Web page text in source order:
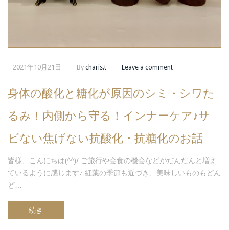
2021年10月21日 By charis.t Leave a comment
身体の酸化と糖化が原因のシミ・シワた
るみ！内側から守る！インナーケア♪サ
ビない焦げない抗酸化・抗糖化のお話
皆様、こんにちは(^^)/ ご旅行や会食の機会などがだんだんと増え
ているように感じます♪ 紅葉の季節も近づき、美味しいものもどん
ど…
続き